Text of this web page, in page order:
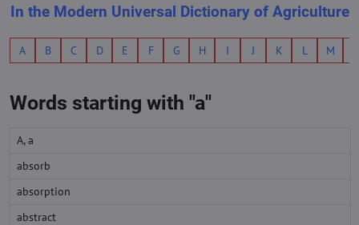
In the Modern Universal Dictionary of Agriculture
A B C D E F G H I J K L M
Words starting with "a"
A, a
absorb
absorption
abstract